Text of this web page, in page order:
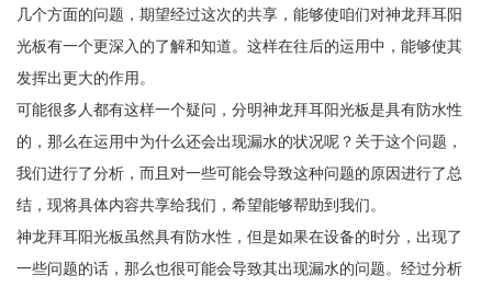
几个方面的问题，期望经过这次的共享，能够使咱们对神龙拜耳阳
光板有一个更深入的了解和知道。这样在往后的运用中，能够使其
发挥出更大的作用。
可能很多人都有这样一个疑问，分明神龙拜耳阳光板是具有防水性
的，那么在运用中为什么还会出现漏水的状况呢？关于这个问题，
我们进行了分析，而且对一些可能会导致这种问题的原因进行了总
结，现将具体内容共享给我们，希望能够帮助到我们。
神龙拜耳阳光板虽然具有防水性，但是如果在设备的时分，出现了
一些问题的话，那么也很可能会导致其出现漏水的问题。经过分析